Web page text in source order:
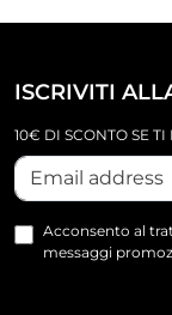
ISCRIVITI
10€ DI SCONTO SE
Acconsento al
messaggi